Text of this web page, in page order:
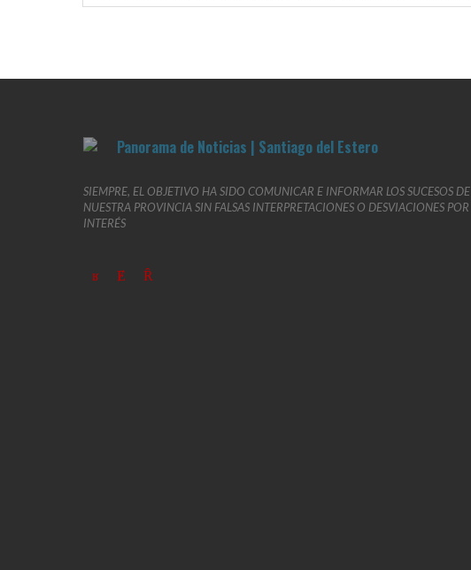
SIEMPRE, EL OBJETIVO HA SIDO COMUNICAR E INFORMAR LOS SUCESOS DE
NUESTRA PROVINCIA SIN FALSAS INTERPRETACIONES O DESVIACIONES POR
INTERÉS